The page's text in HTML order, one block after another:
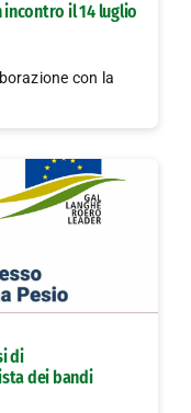
il 14 luglio
con la
di
dei bandi